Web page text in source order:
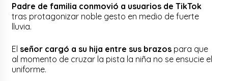
Padre de familia conmovió a usuarios de TikTok
tras protagonizar noble gesto en medio de fuerte
lluvia.
El señor cargó a su hija entre sus brazos para que
al momento de cruzar la pista la niña no se ensucie el
uniforme.